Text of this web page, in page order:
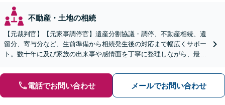
不動産・土地の相続
【元裁判官】【元家事調停官】遺産分割協議・調停、不動産相続、遺
留分、寄与分など、生前準備から相続発生後の対応まで幅広くサポー
ト。数十年に及び家族の出来事や感情面を丁寧に整理しながら、最適
電話でお問い合わせ メールでお問い合わせ